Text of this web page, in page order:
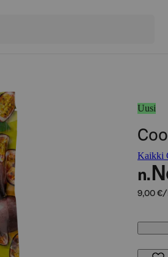
Uusi
Kaikki
n.
9,00 €/